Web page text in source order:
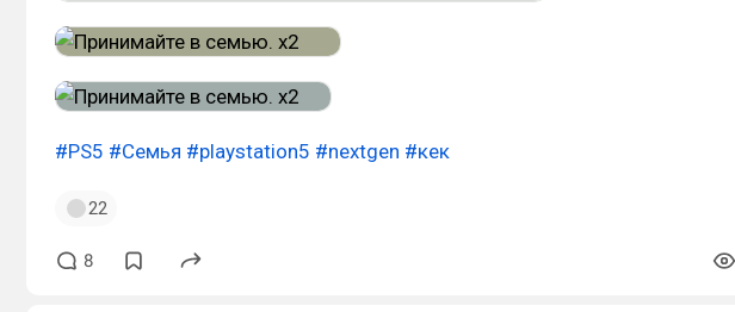
#PS5 #Семья #playstation5 #nextgen #кек
22
8